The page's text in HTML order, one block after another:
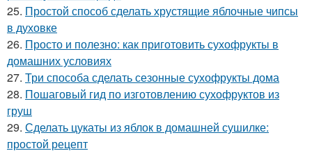
25. Простой способ сделать хрустящие яблочные чипсы
в духовке
26. Просто и полезно: как приготовить сухофрукты в
домашних условиях
27. Три способа сделать сезонные сухофрукты дома
28. Пошаговый гид по изготовлению сухофруктов из
груш
29. Сделать цукаты из яблок в домашней сушилке:
простой рецепт